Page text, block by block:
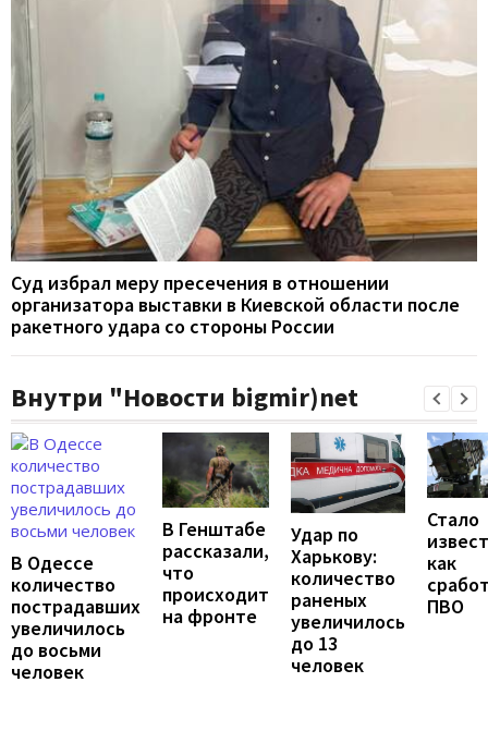
Суд избрал меру пресечения в отношении
организатора выставки в Киевской области после
ракетного удара со стороны России
Внутри "Новости bigmir)net
В Одессе
количество
пострадавших
увеличилось
до восьми
человек
В Генштабе
рассказали,
что
происходит
на фронте
Удар по
Харькову:
количество
раненых
увеличилось
до 13
человек
Стало
как
ПВО